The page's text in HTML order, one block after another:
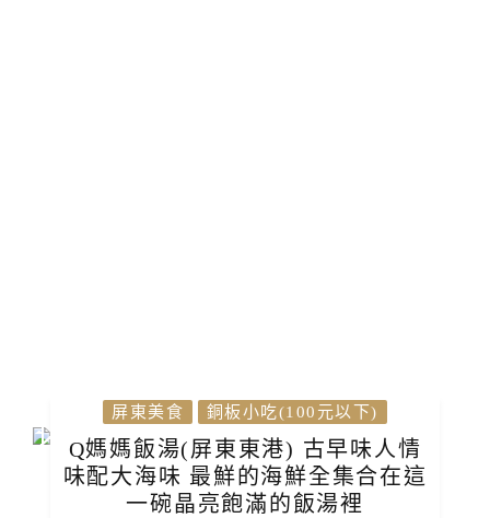
屏東美食 銅板小吃(100元以下)
Q媽媽飯湯(屏東東港) 古早味人情
味配大海味 最鮮的海鮮全集合在這
一碗晶亮飽滿的飯湯裡